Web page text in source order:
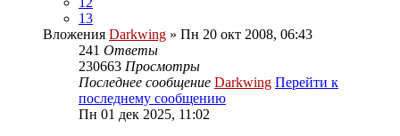
13
Вложения Darkwing » Пн 20 окт 2008, 06:43
241 Ответы
230663 Просмотры
Последнее сообщение Darkwing Перейти к
последнему сообщению
Пн 01 дек 2025, 11:02